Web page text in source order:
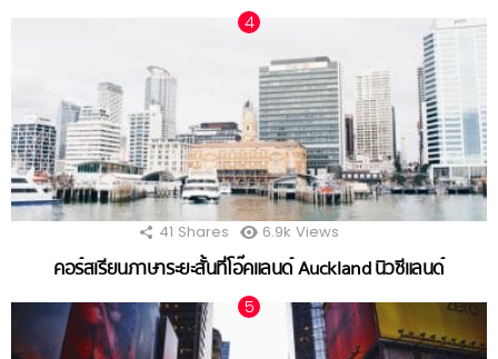
41 Shares 6.9k Views
คอร์สเรียนภาษาระยะสั้นที่โอ๊คแลนด์ Auckland นิวซีแลนด์